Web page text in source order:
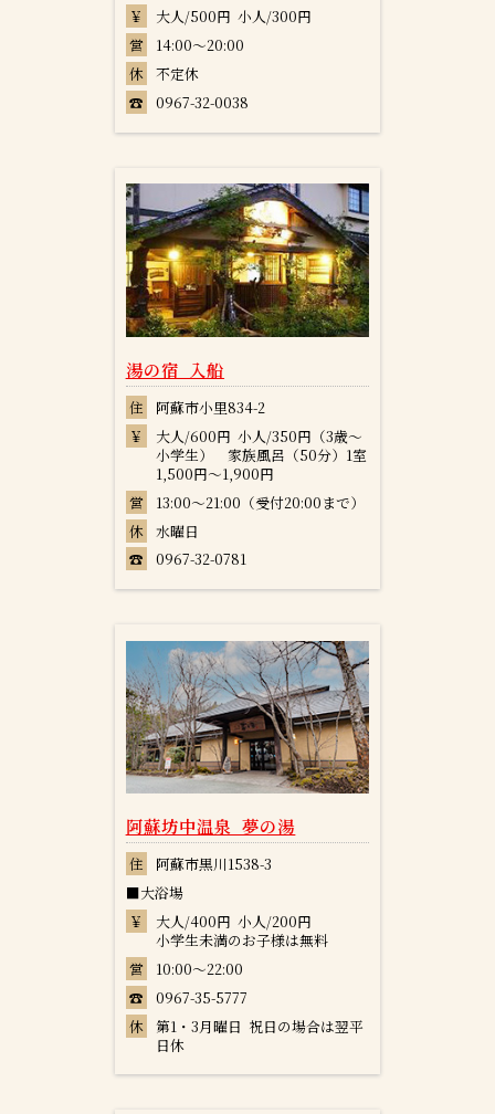
￥
大人/500円 小人/300円
営
14:00～20:00
休
不定休
☎
0967-32-0038
湯の宿 入船
住
阿蘇市小里834-2
￥
大人/600円 小人/350円（3歳～
小学生） 家族風呂（50分）1室
1,500円～1,900円
営
13:00～21:00（受付20:00まで）
休
水曜日
☎
0967-32-0781
阿蘇坊中温泉 夢の湯
住
阿蘇市黒川1538-3
■大浴場
￥
大人/400円 小人/200円
小学生未満のお子様は無料
営
10:00～22:00
☎
0967-35-5777
休
第1・3月曜日 祝日の場合は翌平
日休